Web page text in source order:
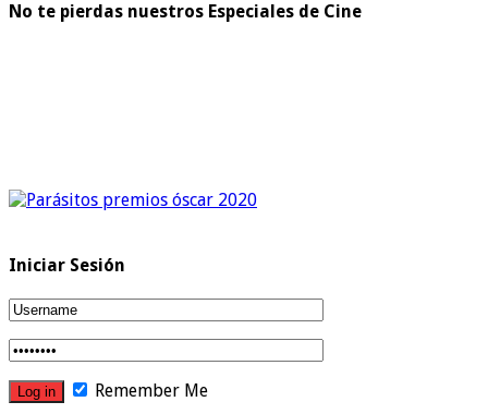
No te pierdas nuestros Especiales de Cine
Iniciar Sesión
Remember Me